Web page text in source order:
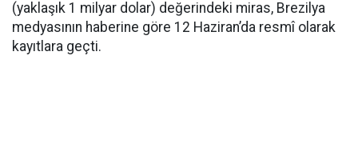
(yaklaşık 1 milyar dolar) değerindeki miras, Brezilya
medyasının haberine göre 12 Haziran’da resmî olarak
kayıtlara geçti.